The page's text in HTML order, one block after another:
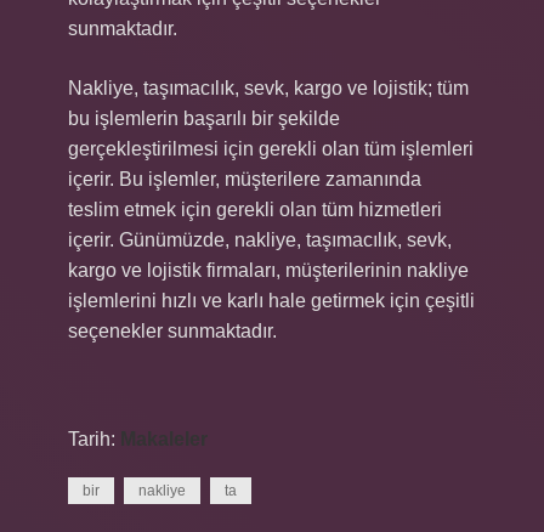
sunmaktadır.
Nakliye, taşımacılık, sevk, kargo ve lojistik; tüm
bu işlemlerin başarılı bir şekilde
gerçekleştirilmesi için gerekli olan tüm işlemleri
içerir. Bu işlemler, müşterilere zamanında
teslim etmek için gerekli olan tüm hizmetleri
içerir. Günümüzde, nakliye, taşımacılık, sevk,
kargo ve lojistik firmaları, müşterilerinin nakliye
işlemlerini hızlı ve karlı hale getirmek için çeşitli
seçenekler sunmaktadır.
Tarih: Makaleler
bir nakliye ta